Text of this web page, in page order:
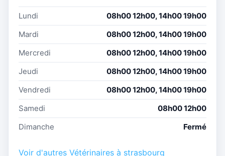
Lundi
08h00 12h00, 14h00 19h00
Mardi
08h00 12h00, 14h00 19h00
Mercredi
08h00 12h00, 14h00 19h00
Jeudi
08h00 12h00, 14h00 19h00
Vendredi
08h00 12h00, 14h00 19h00
Samedi
08h00 12h00
Dimanche
Fermé
Voir d'autres Vétérinaires à strasbourg